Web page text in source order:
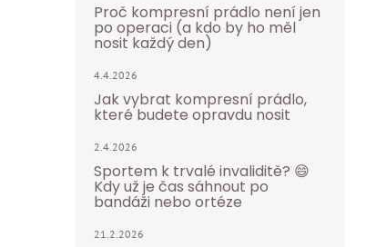
Proč kompresní prádlo není jen
po operaci (a kdo by ho měl
nosit každý den)
4.4.2026
Jak vybrat kompresní prádlo,
které budete opravdu nosit
2.4.2026
Sportem k trvalé invaliditě? 😄
Kdy už je čas sáhnout po
bandáži nebo ortéze
21.2.2026